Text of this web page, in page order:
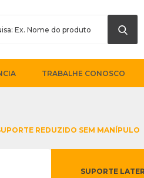
TRABALHE CONOSCO
REDUZIDO SEM MANÍPULO
SUPORTE